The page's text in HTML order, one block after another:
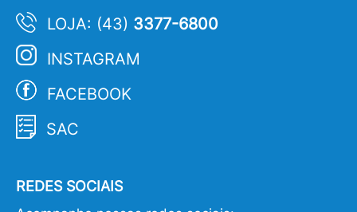
LOJA: (43) 3377-6800
INSTAGRAM
FACEBOOK
SAC
REDES SOCIAIS